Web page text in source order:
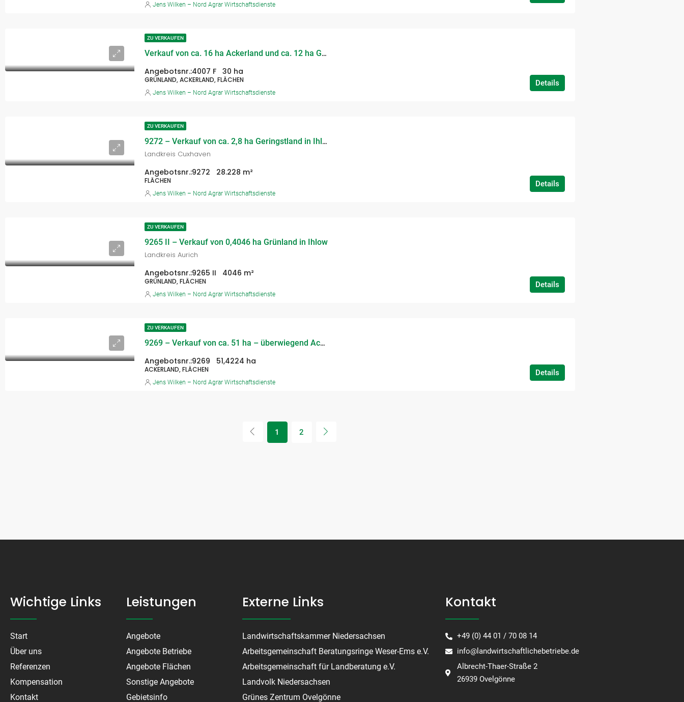
Jens Wilken – Nord Agrar Wirtschaftsdienste
ZU VERKAUFEN
Verkauf von ca. 16 ha Ackerland und ca. 12 ha Grünland in Westerstede-Mansie
Angebotsnr.:4007 F 30 ha
GRÜNLAND, ACKERLAND, FLÄCHEN Details
Jens Wilken – Nord Agrar Wirtschaftsdienste
ZU VERKAUFEN
9272 – Verkauf von ca. 2,8 ha Geringstland in Ihlienworth
Landkreis Cuxhaven
Angebotsnr.:9272 28.228 m²
FLÄCHEN Details
Jens Wilken – Nord Agrar Wirtschaftsdienste
ZU VERKAUFEN
9265 II – Verkauf von 0,4046 ha Grünland in Ihlow
Landkreis Aurich
Angebotsnr.:9265 II 4046 m²
GRÜNLAND, FLÄCHEN Details
Jens Wilken – Nord Agrar Wirtschaftsdienste
ZU VERKAUFEN
9269 – Verkauf von ca. 51 ha – überwiegend Ackerland – im Landkreis Rostock
Angebotsnr.:9269 51,4224 ha
ACKERLAND, FLÄCHEN Details
Jens Wilken – Nord Agrar Wirtschaftsdienste
1 2
Wichtige Links
Start
Über uns
Referenzen
Kompensation
Kontakt
Leistungen
Angebote
Angebote Betriebe
Angebote Flächen
Sonstige Angebote
Gebietsinfo
Externe Links
Landwirtschaftskammer Niedersachsen
Arbeitsgemeinschaft Beratungsringe Weser-Ems e.V.
Arbeitsgemeinschaft für Landberatung e.V.
Landvolk Niedersachsen
Grünes Zentrum Ovelgönne
Kontakt
+49 (0) 44 01 / 70 08 14
info@landwirtschaftlichebetriebe.de
Albrecht-Thaer-Straße 2
26939 Ovelgönne